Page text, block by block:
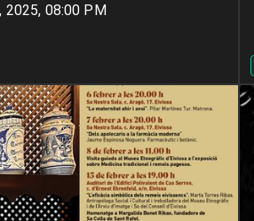
2025, 08:00 PM